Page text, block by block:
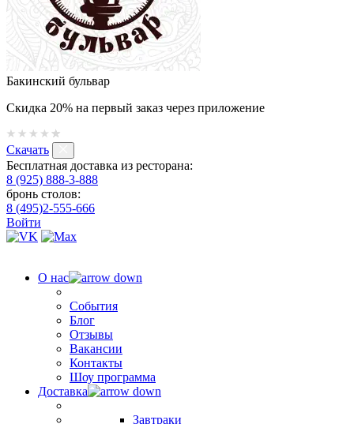
Бакинский бульвар
Скидка 20% на первый заказ через приложение
Скачать
Бесплатная доставка из ресторана:
8 (925) 888-3-888
бронь столов:
8 (495)2-555-666
Войти
О нас
События
Блог
Отзывы
Вакансии
Контакты
Шоу программа
Доставка
Завтраки